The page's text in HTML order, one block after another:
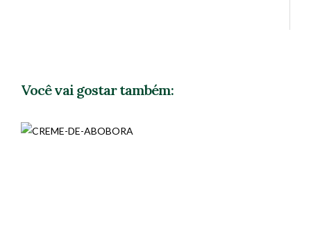
Você vai gostar também: